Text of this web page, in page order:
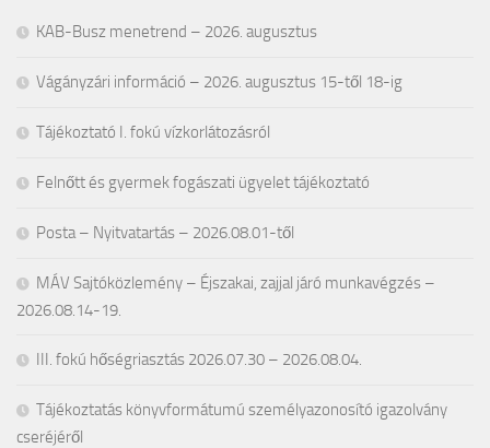
KAB-Busz menetrend – 2026. augusztus
Vágányzári információ – 2026. augusztus 15-től 18-ig
Tájékoztató I. fokú vízkorlátozásról
Felnőtt és gyermek fogászati ügyelet tájékoztató
Posta – Nyitvatartás – 2026.08.01-től
MÁV Sajtóközlemény – Éjszakai, zajjal járó munkavégzés –
2026.08.14-19.
III. fokú hőségriasztás 2026.07.30 – 2026.08.04.
Tájékoztatás könyvformátumú személyazonosító igazolvány
cseréjéről